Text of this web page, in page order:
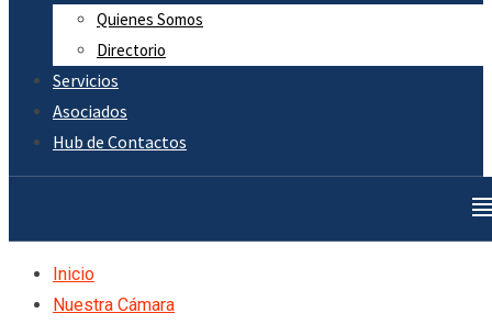
Quienes Somos
Directorio
Servicios
Asociados
Hub de Contactos
Inicio
Nuestra Cámara